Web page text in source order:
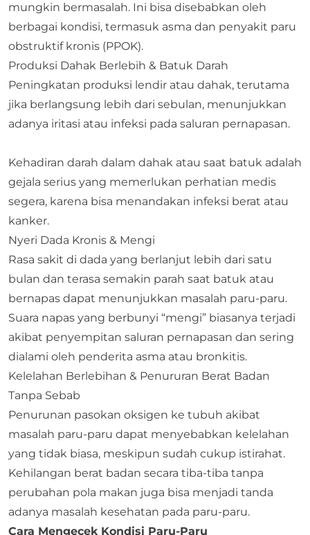
mungkin bermasalah. Ini bisa disebabkan oleh
berbagai kondisi, termasuk asma dan penyakit paru
obstruktif kronis (PPOK).
Produksi Dahak Berlebih & Batuk Darah
Peningkatan produksi lendir atau dahak, terutama
jika berlangsung lebih dari sebulan, menunjukkan
adanya iritasi atau infeksi pada saluran pernapasan.
Kehadiran darah dalam dahak atau saat batuk adalah
gejala serius yang memerlukan perhatian medis
segera, karena bisa menandakan infeksi berat atau
kanker.
Nyeri Dada Kronis & Mengi
Rasa sakit di dada yang berlanjut lebih dari satu
bulan dan terasa semakin parah saat batuk atau
bernapas dapat menunjukkan masalah paru-paru.
Suara napas yang berbunyi “mengi” biasanya terjadi
akibat penyempitan saluran pernapasan dan sering
dialami oleh penderita asma atau bronkitis.
Kelelahan Berlebihan & Penururan Berat Badan
Tanpa Sebab
Penurunan pasokan oksigen ke tubuh akibat
masalah paru-paru dapat menyebabkan kelelahan
yang tidak biasa, meskipun sudah cukup istirahat.
Kehilangan berat badan secara tiba-tiba tanpa
perubahan pola makan juga bisa menjadi tanda
adanya masalah kesehatan pada paru-paru.
Cara Mengecek Kondisi Paru-Paru